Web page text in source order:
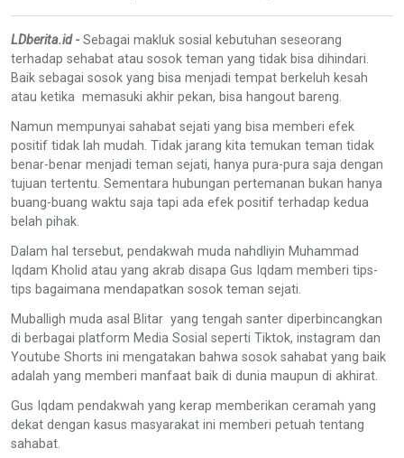
LDberita.id -Sebagai makluk sosial kebutuhan seseorang
terhadap sehabat atau sosok teman yang tidak bisa dihindari.
Baik sebagai sosok yang bisa menjadi tempat berkeluh kesah
atau ketika memasuki akhir pekan, bisa hangout bareng.
Namun mempunyai sahabat sejati yang bisa memberi efek
positif tidak lah mudah. Tidak jarang kita temukan teman tidak
benar-benar menjadi teman sejati, hanya pura-pura saja dengan
tujuan tertentu. Sementara hubungan pertemanan bukan hanya
buang-buang waktu saja tapi ada efek positif terhadap kedua
belah pihak.
Dalam hal tersebut, pendakwah muda nahdliyin Muhammad
Iqdam Kholid atau yang akrab disapa Gus Iqdam memberi tips-
tips bagaimana mendapatkan sosok teman sejati.
Muballigh muda asal Blitar yang tengah santer diperbincangkan
di berbagai platform Media Sosial seperti Tiktok, instagram dan
Youtube Shorts ini mengatakan bahwa sosok sahabat yang baik
adalah yang memberi manfaat baik di dunia maupun di akhirat.
Gus Iqdam pendakwah yang kerap memberikan ceramah yang
dekat dengan kasus masyarakat ini memberi petuah tentang
sahabat.